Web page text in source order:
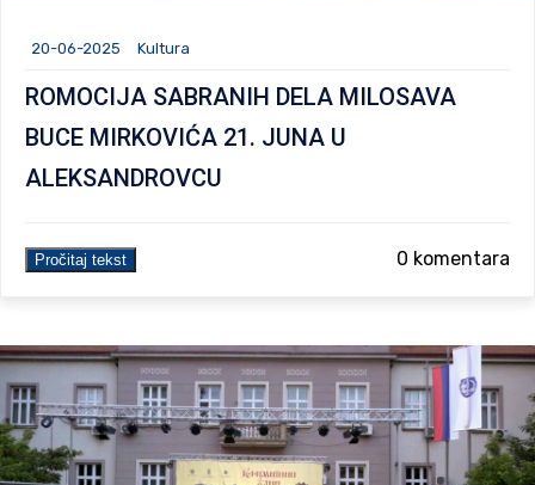
20-06-2025 Kultura
ROMOCIJA SABRANIH DELA MILOSAVA
BUCE MIRKOVIĆA 21. JUNA U
ALEKSANDROVCU
Pročitaj tekst 0 komentara